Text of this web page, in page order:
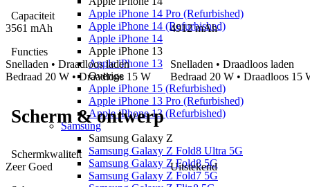
Apple iPhone 14 Pro (Refurbished)
Apple iPhone 14 (Refurbished)
Apple iPhone 14
Apple iPhone 13
Apple iPhone 13
Overige
Apple iPhone 15 (Refurbished)
Apple iPhone 13 Pro (Refurbished)
Apple iPhone 13 (Refurbished)
Samsung
Samsung Galaxy Z
Samsung Galaxy Z Fold8 Ultra 5G
Samsung Galaxy Z Fold8 5G
Samsung Galaxy Z Fold7 5G
Capaciteit
3561 mAh
4912 mAh
Functies
Snelladen • Draadloos laden
Bedraad 20 W • Draadloos 15 W
Snelladen • Draadloos laden
Bedraad 20 W • Draadloos 15
Scherm & ontwerp
Schermkwaliteit
Zeer Goed
Uitstekend